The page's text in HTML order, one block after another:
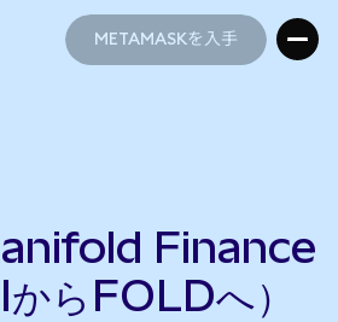
METAMASKを入手
Finance
らFOLDへ）